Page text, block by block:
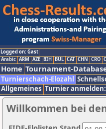
Logged on: Gast
Arabic ARM AZE BIH BUL CAT CHN CRO
Home Tournament-
Turnierschach-Elozahl
Allgemeines Turnier anmelden:
Willkommen bei